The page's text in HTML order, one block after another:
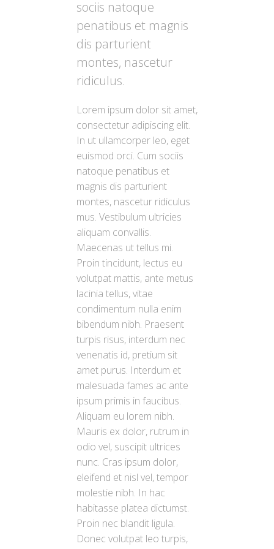
sociis natoque
penatibus et magnis
dis parturient
montes, nascetur
ridiculus.
Lorem ipsum dolor sit amet,
consectetur adipiscing elit.
In ut ullamcorper leo, eget
euismod orci. Cum sociis
natoque penatibus et
magnis dis parturient
montes, nascetur ridiculus
mus. Vestibulum ultricies
aliquam convallis.
Maecenas ut tellus mi.
Proin tincidunt, lectus eu
volutpat mattis, ante metus
lacinia tellus, vitae
condimentum nulla enim
bibendum nibh. Praesent
turpis risus, interdum nec
venenatis id, pretium sit
amet purus. Interdum et
malesuada fames ac ante
ipsum primis in faucibus.
Aliquam eu lorem nibh.
Mauris ex dolor, rutrum in
odio vel, suscipit ultrices
nunc. Cras ipsum dolor,
eleifend et nisl vel, tempor
molestie nibh. In hac
habitasse platea dictumst.
Proin nec blandit ligula.
Donec volutpat leo turpis,